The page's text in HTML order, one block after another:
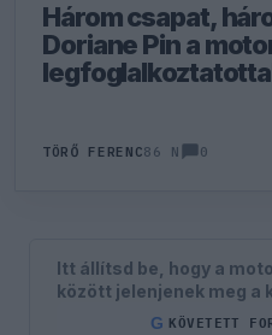
Három csapat,
Doriane Pin a
TÖRŐ FERENC86 N 0
Itt állítsd be, hogy a
között jelenjenek meg a
G KÖVETETT